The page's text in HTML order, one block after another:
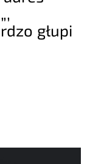
głupi